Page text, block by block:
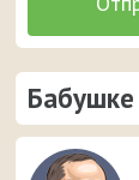
Бабушке